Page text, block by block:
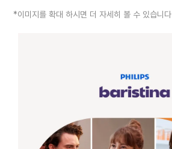
*이미지를 확대 하시면 더 자세히 볼 수 있습니